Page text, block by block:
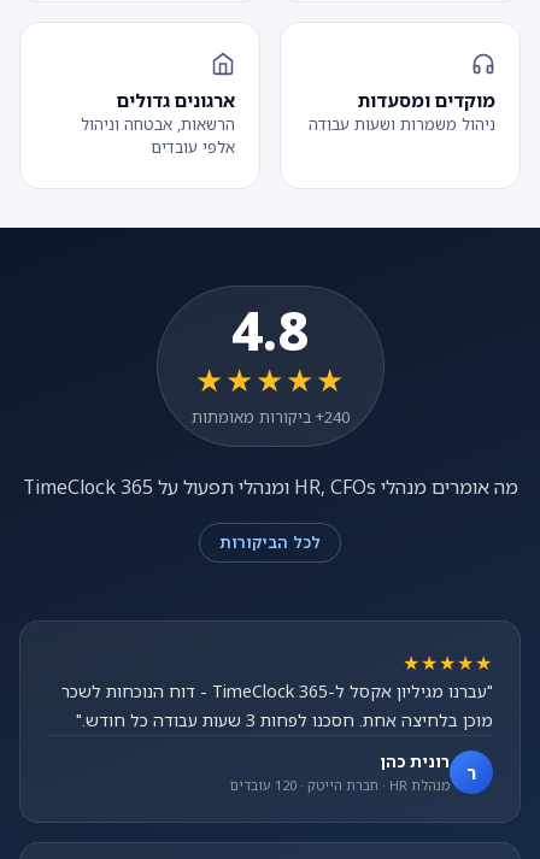
מוקדים ומסעדות
ניהול משמרות ושעות עבודה
ארגונים גדולים
הרשאות, אבטחה וניהול
אלפי עובדים
4.8
★★★★★
240+ ביקורות מאומתות
מה אומרים מנהלי HR, CFOs ומנהלי תפעול על TimeClock 365
לכל הביקורות
★★★★★
"עברנו מגיליון אקסל ל-TimeClock 365 - דוח הנוכחות לשכר
מוכן בלחיצה אחת. חסכנו לפחות 3 שעות עבודה כל חודש."
ר רונית כהן
מנהלת HR · חברת הייטק · 120 עובדים